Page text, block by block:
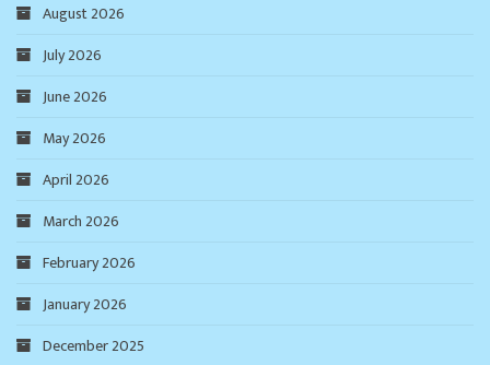
August 2026
July 2026
June 2026
May 2026
April 2026
March 2026
February 2026
January 2026
December 2025